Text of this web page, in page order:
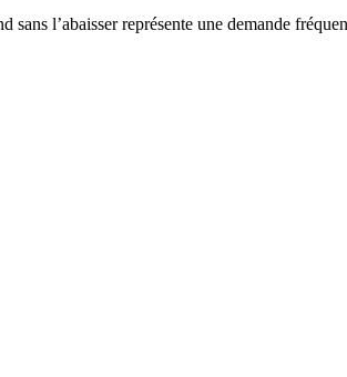
l’abaisser représente une demande